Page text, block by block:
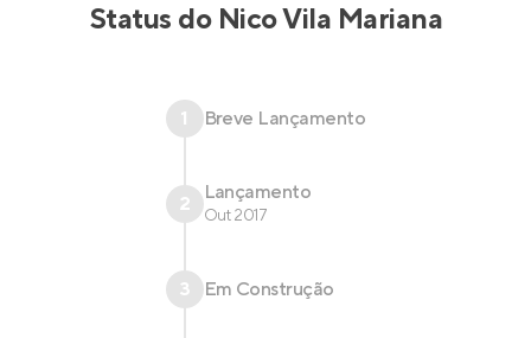
Status do Nico Vila Mariana
1 Breve Lançamento
2 Lançamento
Out 2017
3 Em Construção